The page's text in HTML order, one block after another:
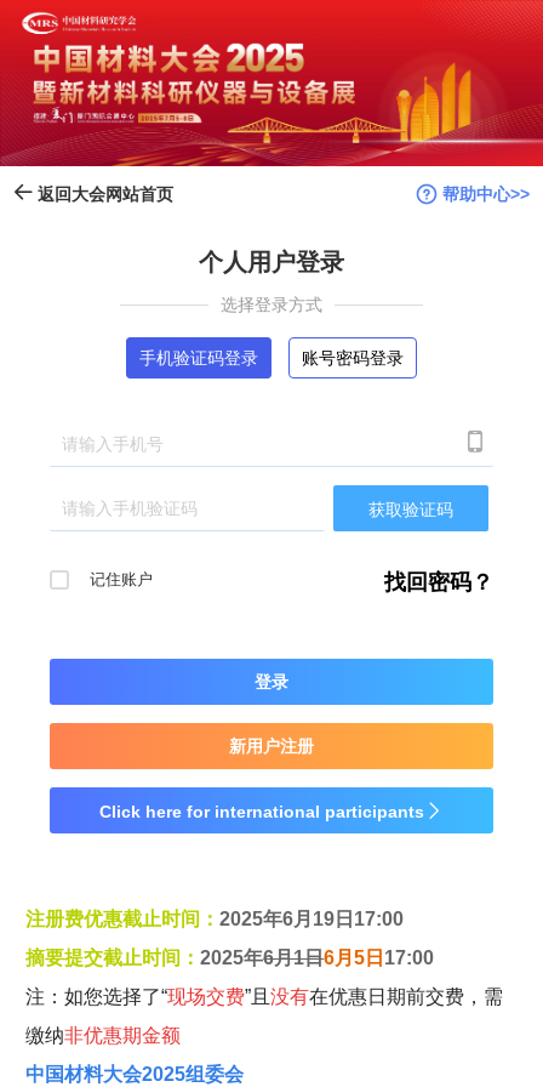
返回大会网站首页 帮助中心>>
个人用户登录
选择登录方式
手机验证码登录 账号密码登录

获取验证码
记住账户 找回密码？
登录
新用户注册
Click here for international participants 
注册费优惠截止时间：2025年6月19日17:00
摘要提交截止时间：2025年6月1日6月5日 17:00
注：如您选择了“现场交费”且没有在优惠日期前交费，需
缴纳非优惠期金额
中国材料大会2025组委会